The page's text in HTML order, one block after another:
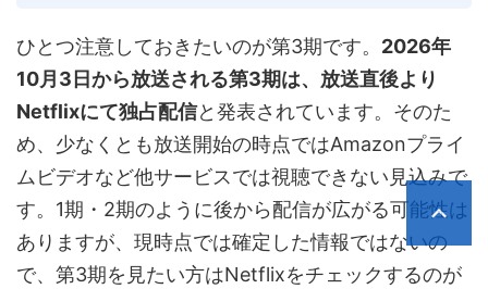
ひとつ注意しておきたいのが第3期です。 2026年
10月3日から放送される第3期は、放送直後より
Netflixにて独占配信と発表されています。そのた
め、少なくとも放送開始の時点ではAmazonプライ
ムビデオなど他サービスでは視聴できない見込みで
す。1期・2期のように後から配信が広がる可能性は
ありますが、現時点では確定した情報ではないの
で、第3期を見たい方はNetflixをチェックするのが